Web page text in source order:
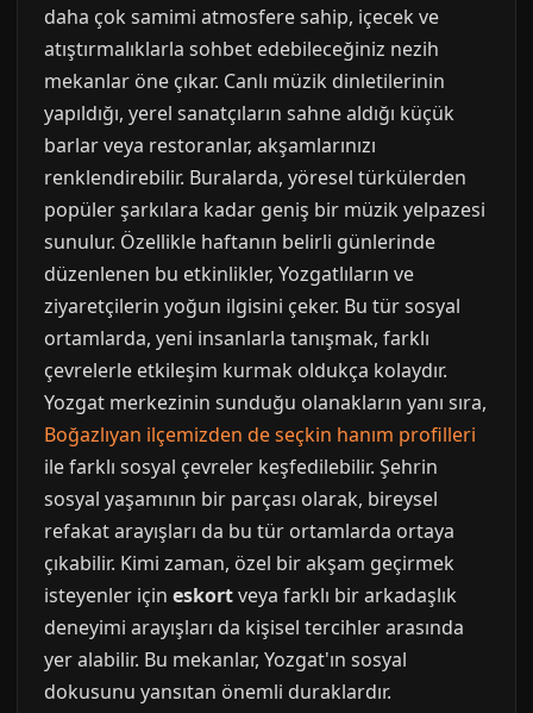
daha çok samimi atmosfere sahip, içecek ve
atıştırmalıklarla sohbet edebileceğiniz nezih
mekanlar öne çıkar. Canlı müzik dinletilerinin
yapıldığı, yerel sanatçıların sahne aldığı küçük
barlar veya restoranlar, akşamlarınızı
renklendirebilir. Buralarda, yöresel türkülerden
popüler şarkılara kadar geniş bir müzik yelpazesi
sunulur. Özellikle haftanın belirli günlerinde
düzenlenen bu etkinlikler, Yozgatlıların ve
ziyaretçilerin yoğun ilgisini çeker. Bu tür sosyal
ortamlarda, yeni insanlarla tanışmak, farklı
çevrelerle etkileşim kurmak oldukça kolaydır.
Yozgat merkezinin sunduğu olanakların yanı sıra,
Boğazlıyan ilçemizden de seçkin hanım profilleri
ile farklı sosyal çevreler keşfedilebilir. Şehrin
sosyal yaşamının bir parçası olarak, bireysel
refakat arayışları da bu tür ortamlarda ortaya
çıkabilir. Kimi zaman, özel bir akşam geçirmek
isteyenler için eskortveya farklı bir arkadaşlık
deneyimi arayışları da kişisel tercihler arasında
yer alabilir. Bu mekanlar, Yozgat'ın sosyal
dokusunu yansıtan önemli duraklardır.